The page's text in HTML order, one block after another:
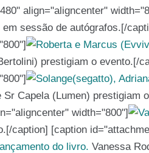
align="aligncenter"
sessão de autógrafos.[/
prestigiam o evento.[/
Sr Capela (Lumen) prestigiam
width="800"]
caption] [caption
Vanessa